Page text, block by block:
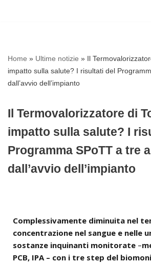
Home » Ultime notizie » Il
impatto sulla salute? I risultati del
dall’avvio dell’impianto
Il Termovalorizzatore di
impatto sulla salute? I
Programma SPoTT a tre
dall’avvio dell’impianto
Complessivamente diminuita nel
concentrazione nel sangue e nelle
sostanze inquinanti monitorate –
PCB, IPA – con i tre step del